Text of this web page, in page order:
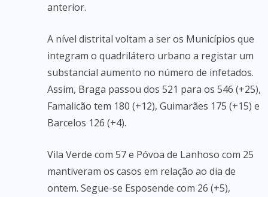
anterior.
A nível distrital voltam a ser os Municípios que
integram o quadrilátero urbano a registar um
substancial aumento no número de infetados.
Assim, Braga passou dos 521 para os 546 (+25),
Famalicão tem 180 (+12), Guimarães 175 (+15) e
Barcelos 126 (+4).
Vila Verde com 57 e Póvoa de Lanhoso com 25
mantiveram os casos em relação ao dia de
ontem. Segue-se Esposende com 26 (+5),